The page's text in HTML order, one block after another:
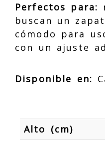
Perfectos para:
buscan un
cómodo para
con un ajuste
Disponible en:
Alto (cm)